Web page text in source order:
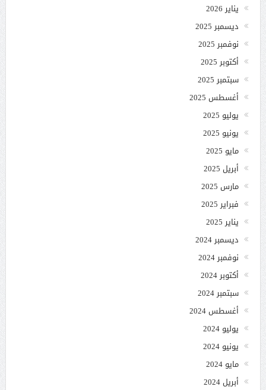
يناير 2026
ديسمبر 2025
نوفمبر 2025
أكتوبر 2025
سبتمبر 2025
أغسطس 2025
يوليو 2025
يونيو 2025
مايو 2025
أبريل 2025
مارس 2025
فبراير 2025
يناير 2025
ديسمبر 2024
نوفمبر 2024
أكتوبر 2024
سبتمبر 2024
أغسطس 2024
يوليو 2024
يونيو 2024
مايو 2024
أبريل 2024